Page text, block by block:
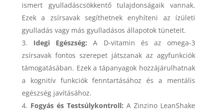
ismert gyulladáscsökkentő tulajdonságaik vannak.
Ezek a zsírsavak segíthetnek enyhíteni az ízületi
gyulladás vagy más gyulladásos állapotok tüneteit.
Idegi Egészség: A D-vitamin és az omega-3
zsírsavak fontos szerepet játszanak az agyfunkciók
támogatásában. Ezek a tápanyagok hozzájárulhatnak
a kognitív funkciók fenntartásához és a mentális
egészség javításához.
Fogyás és Testsúlykontroll: A Zinzino LeanShake